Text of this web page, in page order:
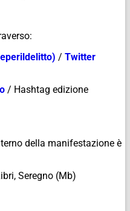
/ Twitter
/ Hashtag edizione
della manifestazione è
Seregno (Mb)